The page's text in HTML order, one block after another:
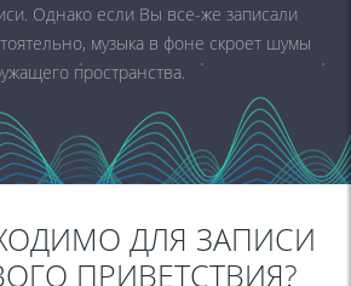
Однако если Вы все-же записали
музыка в фоне скроет шумы
пространства.
ДЛЯ ЗАПИСИ
ПРИВЕТСТВИЯ?